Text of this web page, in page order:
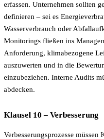
erfassen. Unternehmen sollten
definieren – sei es
Wasserverbrauch oder
Monitorings fließen ins
Anforderung, klimabezogene
auszuwerten und in die
einzubeziehen. Interne Audits
abdecken.
Klausel 10 – Verbesserung
Verbesserungsprozesse müssen